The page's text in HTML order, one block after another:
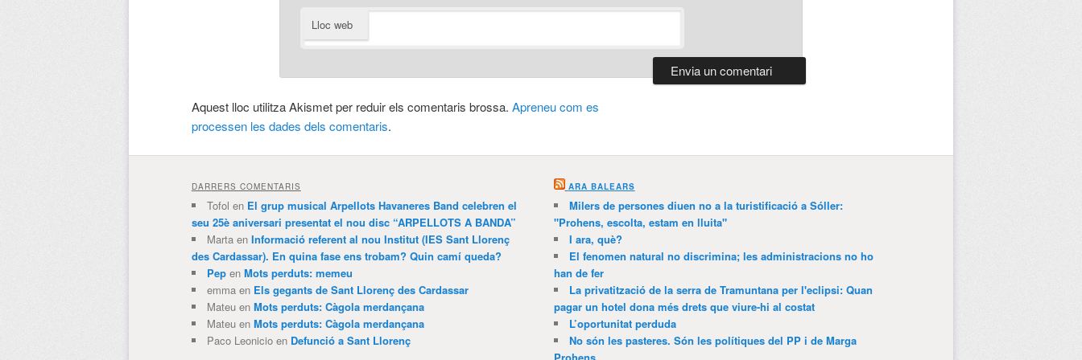
Lloc web
Aquest lloc utilitza Akismet per reduir els comentaris brossa. Apreneu com es
processen les dades dels comentaris.
DARRERS COMENTARIS
Tofol en El grup musical Arpellots Havaneres Band celebren el
seu 25è aniversari presentat el nou disc “ARPELLOTS A BANDA”
Martaen Informació referent al nou Institut (IES Sant Llorenç
des Cardassar). En quina fase ens trobam? Quin camí queda?
Pepen Mots perduts: memeu
emmaen Els gegants de Sant Llorenç des Cardassar
Mateuen Mots perduts: Càgola merdançana
Mateuen Mots perduts: Càgola merdançana
Paco Leonicioen Defunció a Sant Llorenç
ARA BALEARS
Milers de persones diuen no a la turistificació a Sóller:
"Prohens, escolta, estam en lluita"
I ara, què?
El fenomen natural no discrimina; les administracions no ho
han de fer
La privatització de la serra de Tramuntana per l'eclipsi: Quan
pagar un hotel dona més drets que viure-hi al costat
L’oportunitat perduda
No són les pasteres. Són les polítiques del PP i de Marga
Prohens